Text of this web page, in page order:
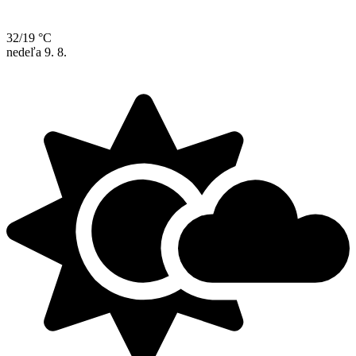
32/19 °C
nedeľa 9. 8.